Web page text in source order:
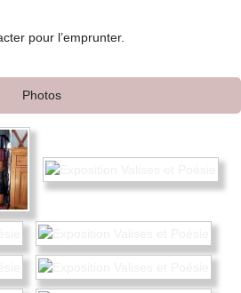
pour l’emprunter.
Photos